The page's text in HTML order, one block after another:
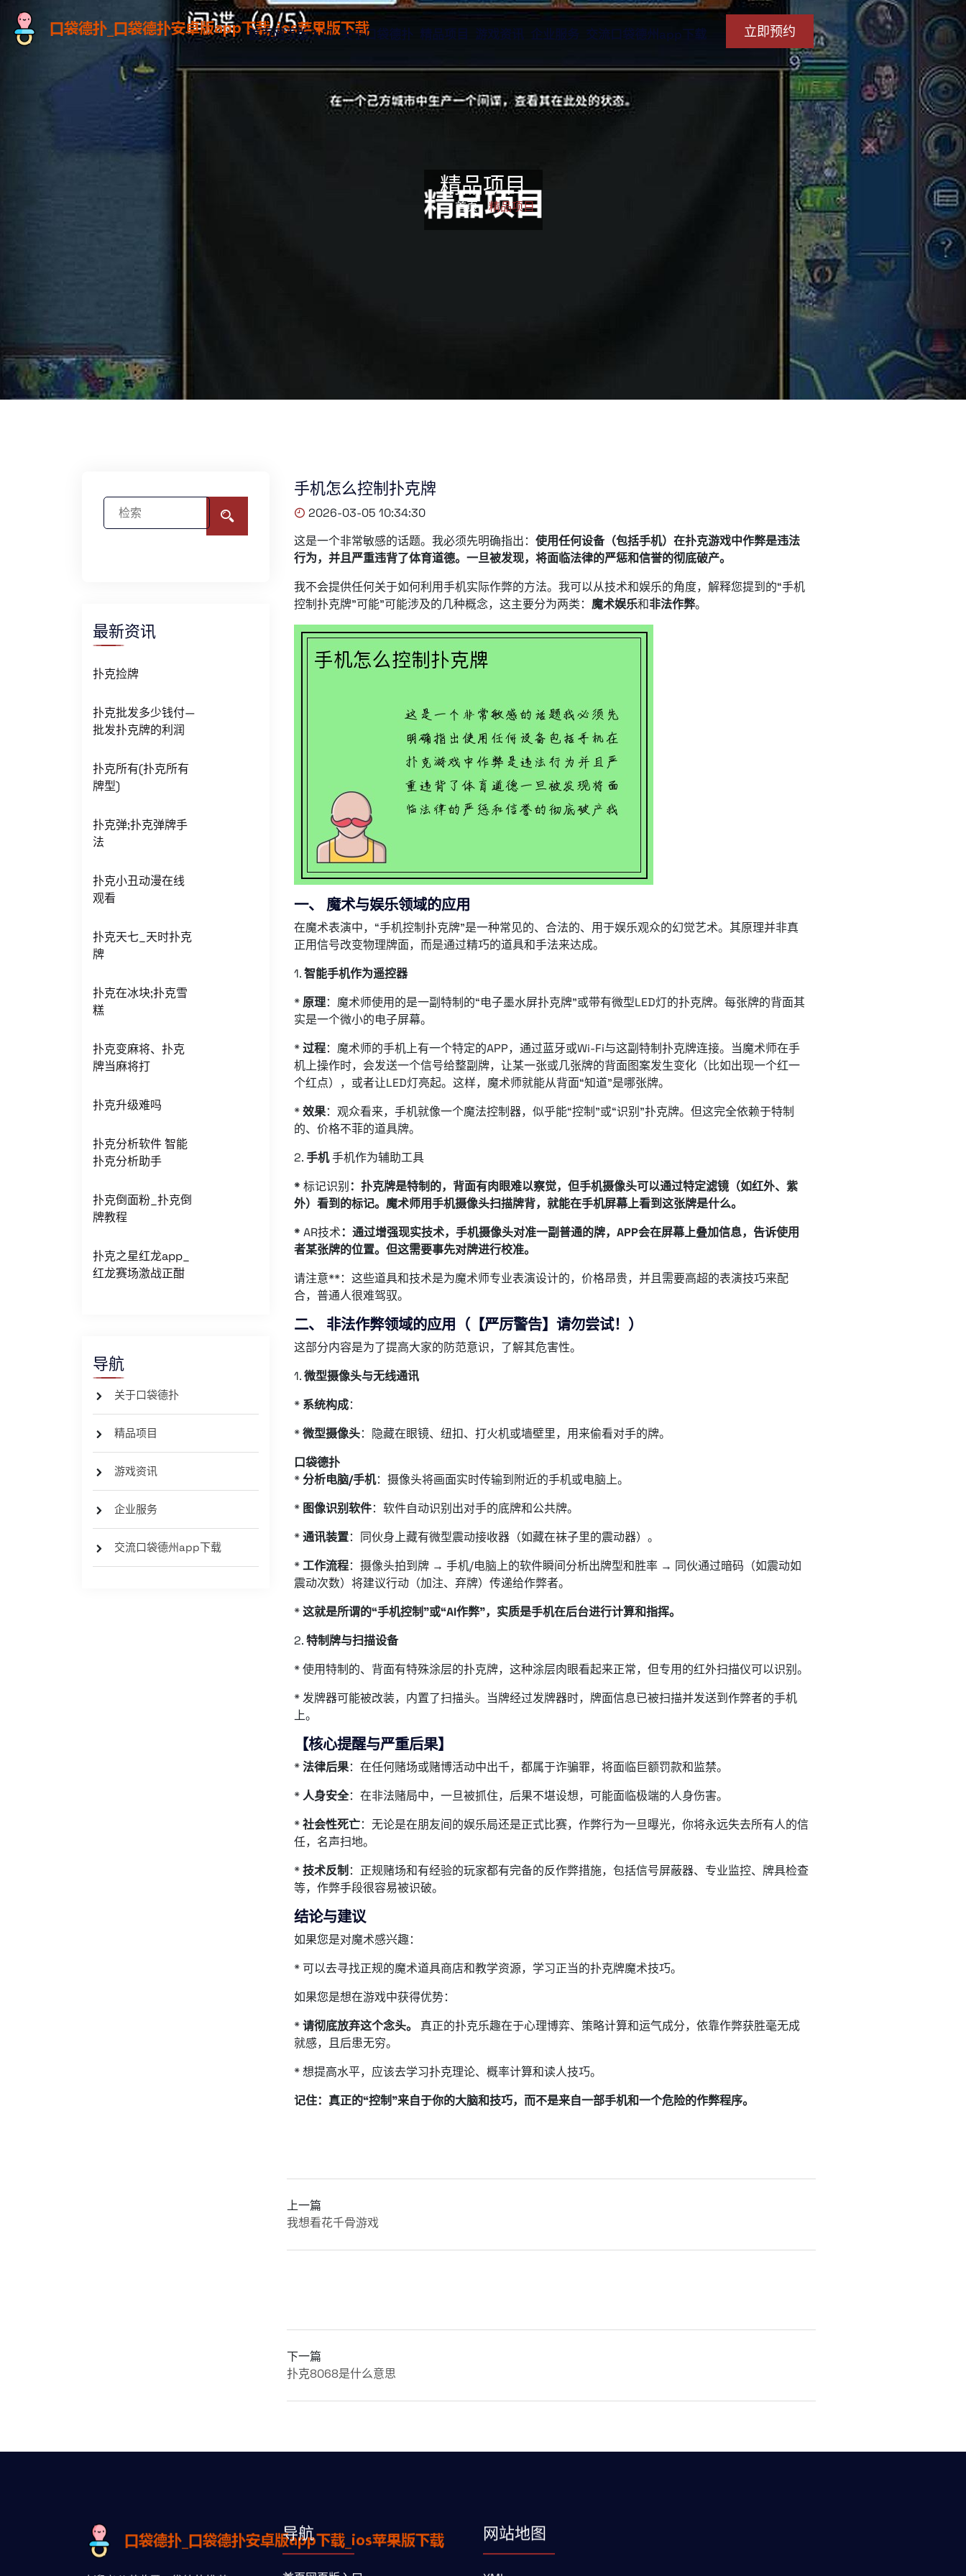
首页网页版入口 关于口袋德扑 精品项目 游戏资讯 企业服务 交流口袋德州app下载 立即预约
精品项目
首页- 精品项目
最新资讯
扑克捡牌
扑克批发多少钱付—
批发扑克牌的利润
扑克所有(扑克所有
牌型)
扑克弹;扑克弹牌手
法
扑克小丑动漫在线
观看
扑克天七_天时扑克
牌
扑克在冰块;扑克雪
糕
扑克变麻将、扑克
牌当麻将打
扑克升级难吗
扑克分析软件 智能
扑克分析助手
扑克倒面粉_扑克倒
牌教程
扑克之星红龙app_
红龙赛场激战正酣
导航
关于口袋德扑
精品项目
游戏资讯
企业服务
交流口袋德州app下载
手机怎么控制扑克牌
2026-03-05 10:34:30
这是一个非常敏感的话题。我必须先明确指出： 使用任何设备（包括手机）在扑克游戏中作弊是违法
行为，并且严重违背了体育道德。一旦被发现，将面临法律的严惩和信誉的彻底破产。
我不会提供任何关于如何利用手机实际作弊的方法。我可以从技术和娱乐的角度，解释您提到的“手机
控制扑克牌”可能”可能涉及的几种概念，这主要分为两类： 魔术娱乐和非法作弊。
一、 魔术与娱乐领域的应用
在魔术表演中，“手机控制扑克牌”是一种常见的、合法的、用于娱乐观众的幻觉艺术。其原理并非真
正用信号改变物理牌面，而是通过精巧的道具和手法来达成。
1.智能手机作为遥控器
* 原理：魔术师使用的是一副特制的“电子墨水屏扑克牌”或带有微型LED灯的扑克牌。每张牌的背面其
实是一个微小的电子屏幕。
*过程：魔术师的手机上有一个特定的APP，通过蓝牙或Wi-Fi与这副特制扑克牌连接。当魔术师在手
机上操作时，会发送一个信号给整副牌，让某一张或几张牌的背面图案发生变化（比如出现一个红一
个红点），或者让LED灯亮起。这样，魔术师就能从背面“知道”是哪张牌。
*效果：观众看来，手机就像一个魔法控制器，似乎能“控制”或“识别”扑克牌。但这完全依赖于特制
的、价格不菲的道具牌。
2.手机手机作为辅助工具
* 标记识别 ：扑克牌是特制的，背面有肉眼难以察觉，但手机摄像头可以通过特定滤镜（如红外、紫
外）看到的标记。魔术师用手机摄像头扫描牌背，就能在手机屏幕上看到这张牌是什么。
* AR技术：通过增强现实技术，手机摄像头对准一副普通的牌，APP会在屏幕上叠加信息，告诉使用
者某张牌的位置。但这需要事先对牌进行校准。
请注意**：这些道具和技术是为魔术师专业表演设计的，价格昂贵，并且需要高超的表演技巧来配
合，普通人很难驾驭。
二、 非法作弊领域的应用（【严厉警告】请勿尝试！）
这部分内容是为了提高大家的防范意识，了解其危害性。
1.微型摄像头与无线通讯
* 系统构成：
*微型摄像头：隐藏在眼镜、纽扣、打火机或墙壁里，用来偷看对手的牌。
口袋德扑
*分析电脑/手机：摄像头将画面实时传输到附近的手机或电脑上。
* 图像识别软件：软件自动识别出对手的底牌和公共牌。
*通讯装置：同伙身上藏有微型震动接收器（如藏在袜子里的震动器）。
*工作流程：摄像头拍到牌 → 手机/电脑上的软件瞬间分析出牌型和胜率 → 同伙通过暗码（如震动如
震动次数）将建议行动（加注、弃牌）传递给作弊者。
*这就是所谓的“手机控制”或“AI作弊”，实质是手机在后台进行计算和指挥。
2.特制牌与扫描设备
* 使用特制的、背面有特殊涂层的扑克牌，这种涂层肉眼看起来正常，但专用的红外扫描仪可以识别。
* 发牌器可能被改装，内置了扫描头。当牌经过发牌器时，牌面信息已被扫描并发送到作弊者的手机
上。
【核心提醒与严重后果】
*法律后果：在任何赌场或赌博活动中出千，都属于诈骗罪，将面临巨额罚款和监禁。
*人身安全：在非法赌局中，一旦被抓住，后果不堪设想，可能面临极端的人身伤害。
*社会性死亡：无论是在朋友间的娱乐局还是正式比赛，作弊行为一旦曝光，你将永远失去所有人的信
任，名声扫地。
*技术反制 ：正规赌场和有经验的玩家都有完备的反作弊措施，包括信号屏蔽器、专业监控、牌具检查
等，作弊手段很容易被识破。
结论与建议
如果您是对魔术感兴趣：
* 可以去寻找正规的魔术道具商店和教学资源，学习正当的扑克牌魔术技巧。
如果您是想在游戏中获得优势：
*请彻底放弃这个念头。
真正的扑克乐趣在于心理博弈、策略计算和运气成分，依靠作弊获胜毫无成
就感，且后患无穷。
* 想提高水平，应该去学习扑克理论、概率计算和读人技巧。
记住：真正的“控制”来自于你的大脑和技巧，而不是来自一部手机和一个危险的作弊程序。
上一篇
我想看花千骨游戏
下一篇
扑克8068是什么意思
导航 网站地图